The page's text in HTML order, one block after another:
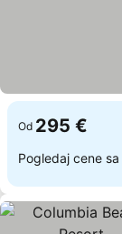
Od 295 €
Pogledaj cene sa